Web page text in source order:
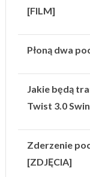
[FILM]
Płoną dwa
Jakie będą
Twist 3.0
Zderzenie
[ZDJĘCIA]